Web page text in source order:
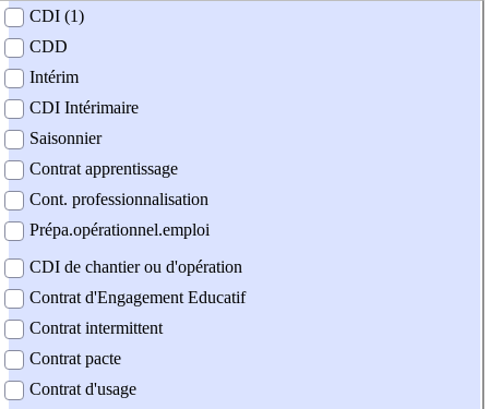
contrat
CDI (1)
CDD
Intérim
CDI Intérimaire
Saisonnier
Contrat apprentissage
Cont. professionnalisation
Prépa.opérationnel.emploi
CDI de chantier ou d'opération
Contrat d'Engagement Educatif
Contrat intermittent
Contrat pacte
Contrat d'usage